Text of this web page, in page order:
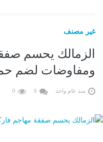
غير مصنف
الزمالك يحسم
ومفاوضات لضم
منذ عام واحد 0
0